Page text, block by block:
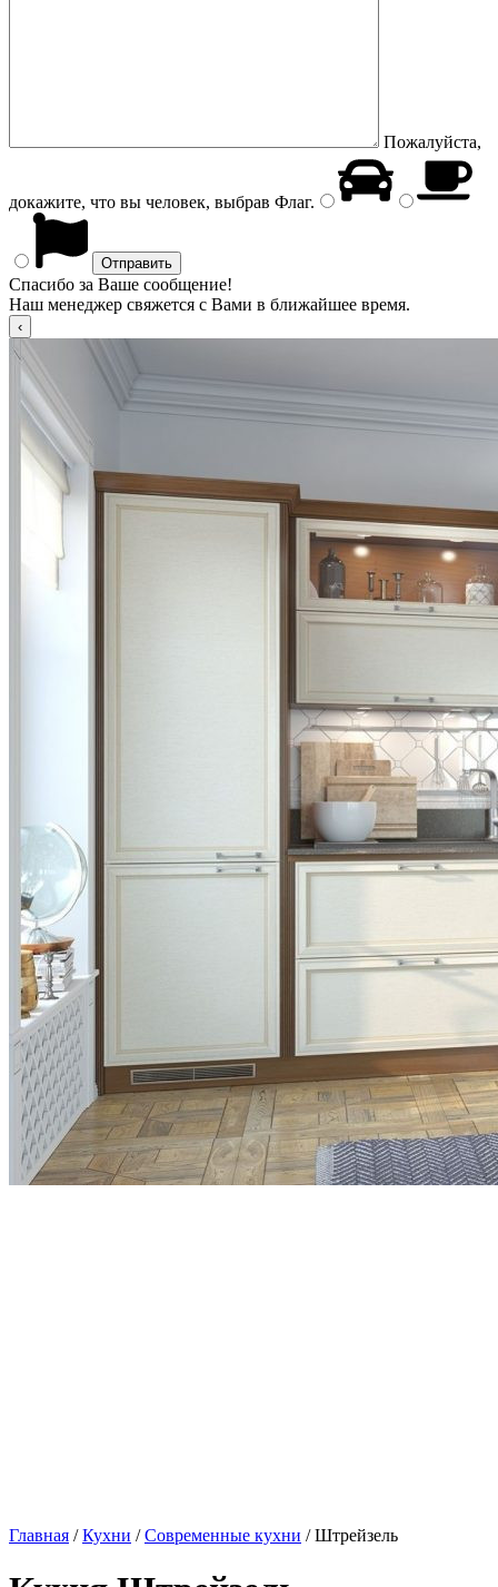
Пожалуйста,
докажите, что вы человек, выбрав Флаг.
Спасибо за Ваше сообщение!
Наш менеджер свяжется с Вами в ближайшее время.
Главная /Кухни /Современные кухни / Штрейзель